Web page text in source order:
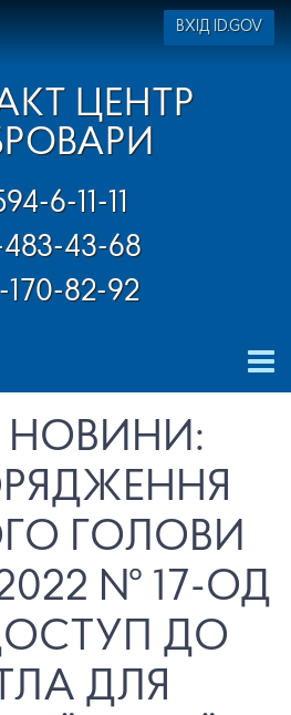
ВХІД ID.GOV
ЦЕНТР
6-11-11
43-68
170-82-92
НОВИНИ:
ГОЛОВИ
№ 17-ОД
ДО
ДЛЯ